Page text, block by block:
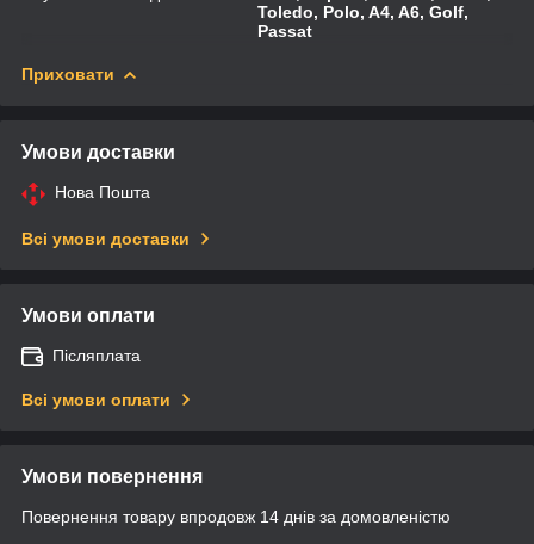
Toledo, Polo, A4, A6, Golf,
Passat
Приховати
Умови доставки
Нова Пошта
Всі умови доставки
Умови оплати
Післяплата
Всі умови оплати
Умови повернення
Повернення товару впродовж 14 днів за домовленістю